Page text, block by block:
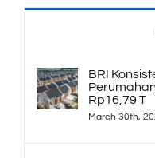
BRI
Rp16,79 T
March 30th,